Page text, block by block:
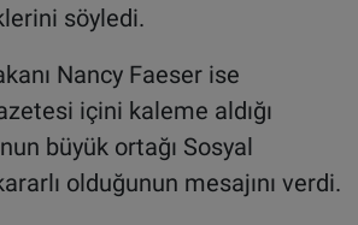
söyledi.
Nancy Faeser ise
içini kaleme aldığı
büyük ortağı Sosyal
olduğunun mesajını verdi.